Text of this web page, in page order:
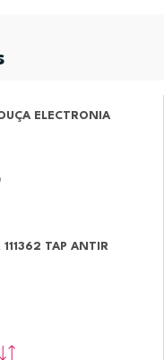
ELECTRONIA
TAP ANTIR